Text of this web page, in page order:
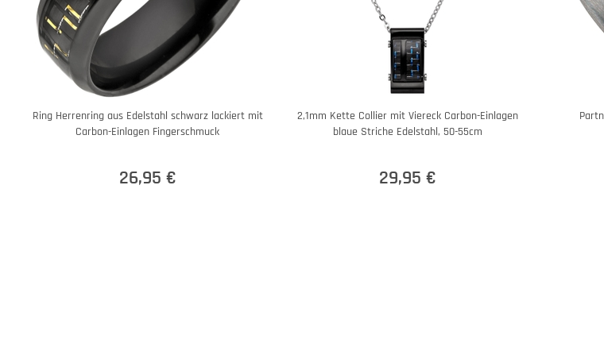
Ring Herrenring aus Edelstahl schwarz lackiert mit
Carbon-Einlagen Fingerschmuck
26,95 €
2,1mm Kette Collier mit Viereck Carbon-Einlagen
blaue Striche Edelstahl, 50-55cm
29,95 €